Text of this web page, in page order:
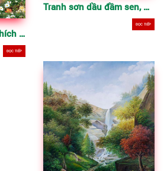
Tranh sơn dầu phật thích ca
ĐỌC TIẾP
Tranh sơn dầu đầm sen, hoa sen
ĐỌC TIẾP